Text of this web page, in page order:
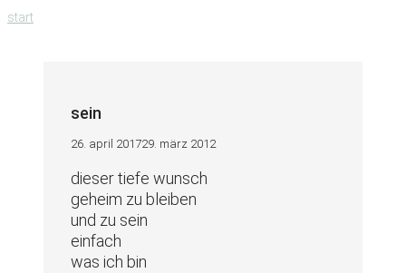
zum
start
sein
26. april 201729. märz 2012
dieser tiefe wunsch
geheim zu bleiben
und zu sein
einfach
was ich bin